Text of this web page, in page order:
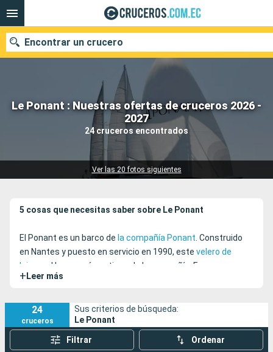
Le Ponant : Nuestras ofertas de cruceros 2026 -
2027
24 cruceros encontrados
Ver las 20 fotos siguientes
Encontrar un crucero
Nuestros destinos
Fecha de salida
5 cosas que necesitas saber sobre Le Ponant
El Ponant es un barco de la compañía Ponant. Construido
en Nantes y puesto en servicio en 1990, este velero de
lujo
es el barco más antiguo de la compañía. Fue
completamente renovado en Génova entre 2019 y 2021.
+ Leer más
24
cruceros
Sus criterios de búsqueda:
Le Ponant
Filtrar Ordenar